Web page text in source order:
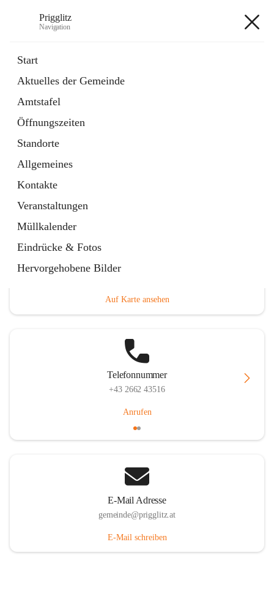
Prigglitz
Navigation
Start
Aktuelles der Gemeinde
Amtstafel
Öffnungszeiten
Standorte
Allgemeines
Kontakte
Veranstaltungen
Müllkalender
Eindrücke & Fotos
Hervorgehobene Bilder
Externe Webseite
in
Tab
Gemeindezeitung
Ordner
öffnet
in
neuem
Tab
Hauptadresse
Auf Karte ansehen
Telefonnummer
+43 2662 43516
Anrufen
E-Mail Adresse
gemeinde@prigglitz.at
E-Mail schreiben